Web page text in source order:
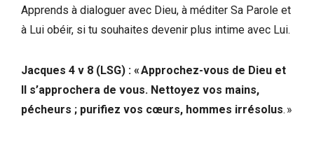
Apprends à dialoguer avec Dieu, à méditer Sa Parole et
à Lui obéir, si tu souhaites devenir plus intime avec Lui.
Jacques 4 v 8 (LSG) : « Approchez-vous de Dieu et
Il s’approchera de vous. Nettoyez vos mains,
pécheurs ; purifiez vos cœurs, hommes irrésolus. »